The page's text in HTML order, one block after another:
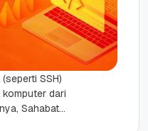
SSH)
dari
Sahabat